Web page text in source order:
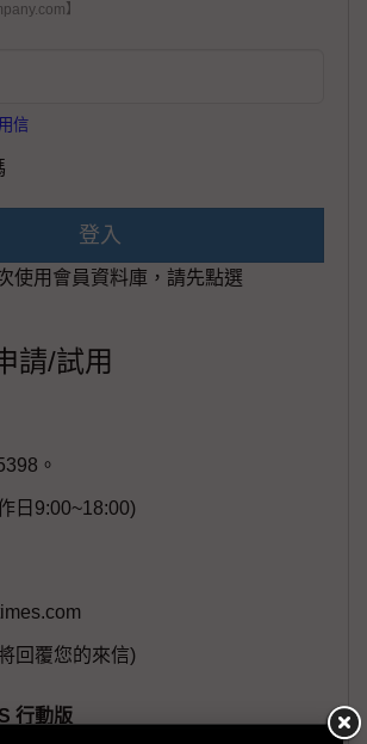
】
信
登入
使用會員資料庫，請先點選
請/試用
。
日9:00~18:00)
回覆您的來信)
行動版